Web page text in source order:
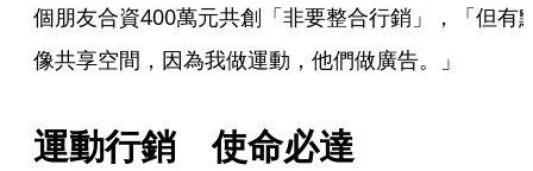
個朋友合資400萬元共創「非要整合行銷」，「但有
像共享空間，因為我做運動，他們做廣告。」
運動行銷　使命必達